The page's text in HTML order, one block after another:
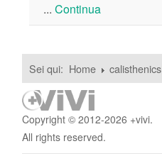
... Continua
Sei qui: Home calisthenics
Copyright © 2012-2026 +vivi.
All rights reserved.